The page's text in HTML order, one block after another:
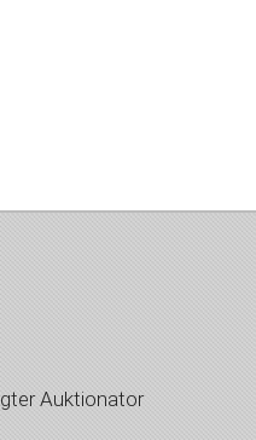
Auktionator